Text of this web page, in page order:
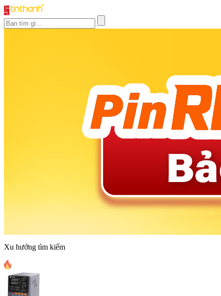
Xu hướng tìm kiếm